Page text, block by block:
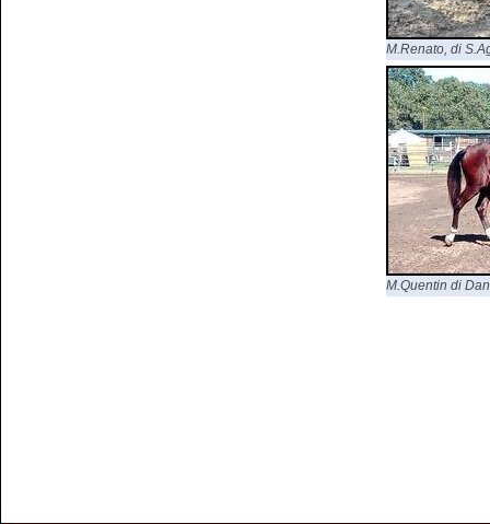
M.Renato, di
M.Quentin di